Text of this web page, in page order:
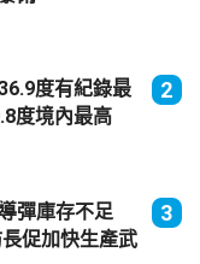
度有紀錄最
度境內最高
2
彈庫存不足
促加快生產武
3